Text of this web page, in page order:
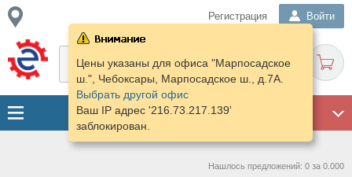
Регистрация Войти
Цены указаны для офиса "Марпосадское
ш.", Чебоксары, Марпосадское ш., д.7А.
Выбрать другой офис
Ваш IP адрес '216.73.217.139'
заблокирован.
Нашлось предложений: 0 за 0.000